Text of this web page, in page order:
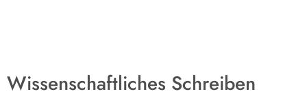
Wissenschaftliches Schreiben